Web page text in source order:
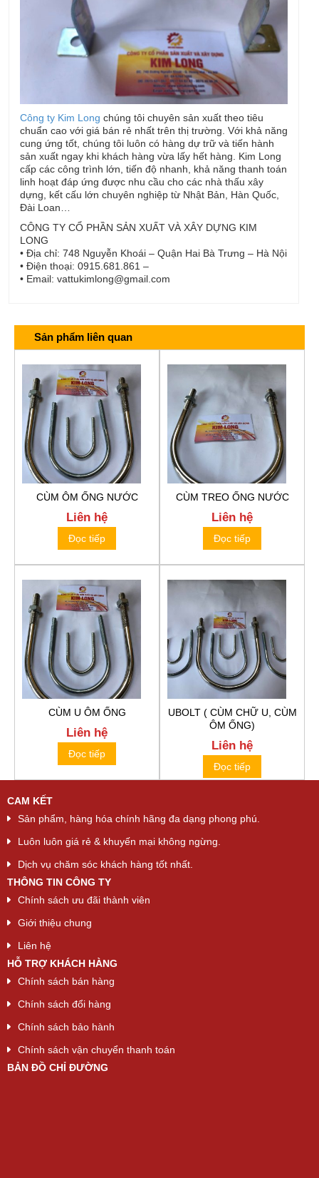
Công ty Kim Long chúng tôi chuyên sản xuất theo tiêu
chuẩn cao với giá bán rẻ nhất trên thị trường. Với khả năng
cung ứng tốt, chúng tôi luôn có hàng dự trữ và tiến hành
sản xuất ngay khi khách hàng vừa lấy hết hàng. Kim Long
cấp các công trình lớn, tiến độ nhanh, khả năng thanh toán
linh hoạt đáp ứng được nhu cầu cho các nhà thấu xây
dựng, kết cấu lớn chuyên nghiệp từ Nhật Bản, Hàn Quốc,
Đài Loan…
CÔNG TY CỔ PHẦN SẢN XUẤT VÀ XÂY DỰNG KIM
LONG
• Địa chỉ: 748 Nguyễn Khoái – Quận Hai Bà Trưng – Hà Nội
• Điện thoại: 0915.681.861 –
• Email: vattukimlong@gmail.com
Sản phẩm liên quan
CÙM ÔM ỐNG NƯỚC
Liên hệ
Đọc tiếp
CÙM TREO ỐNG NƯỚC
Liên hệ
Đọc tiếp
CÙM U ÔM ỐNG
Liên hệ
Đọc tiếp
UBOLT ( CÙM CHỮ U, CÙM
ÔM ỐNG)
Liên hệ
Đọc tiếp
CAM KẾT
Sản phẩm, hàng hóa chính hãng đa dạng phong phú.
Luôn luôn giá rẻ & khuyến mại không ngừng.
Dịch vụ chăm sóc khách hàng tốt nhất.
THÔNG TIN CÔNG TY
Chính sách ưu đãi thành viên
Giới thiệu chung
Liên hệ
HỖ TRỢ KHÁCH HÀNG
Chính sách bán hàng
Chính sách đổi hàng
Chính sách bảo hành
Chính sách vận chuyển thanh toán
BẢN ĐỒ CHỈ ĐƯỜNG